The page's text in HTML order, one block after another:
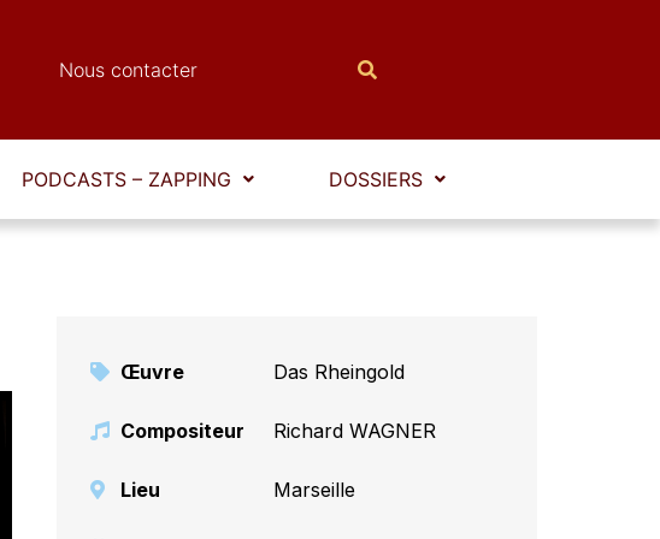
Nous contacter
PODCASTS – ZAPPING DOSSIERS
Œuvre Das Rheingold
Compositeur Richard WAGNER
Lieu Marseille